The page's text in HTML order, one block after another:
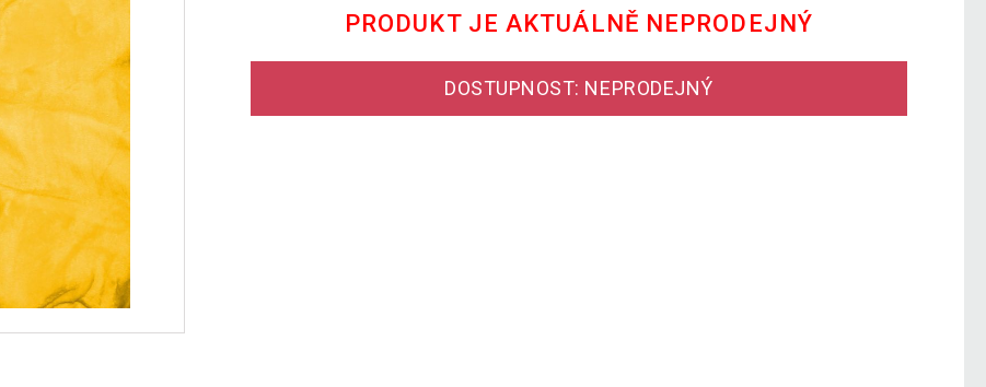
PRODUKT JE AKTUÁLNĚ NEPRODEJNÝ
DOSTUPNOST: NEPRODEJNÝ